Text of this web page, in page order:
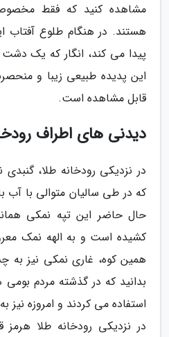
مشاهده کنید که فقط
هستند. در هنگام طلوع
پیدا می کند، انگار که یک
این پدیده طبیعی زیبا و
قابل مشاهده است.
دیدنی های اطراف
در نزدیکی رودخانه طلا،
که در طی سالیان متوالی با
حال حاضر این تپه نمکی
کشیده است و به الهه نمک
همین کوه، غاری نمکی نیز
بدانید که در گذشته مردم بومی
استفاده می کردند و امروزه نیز
در نزدیکی رودخانه طلا